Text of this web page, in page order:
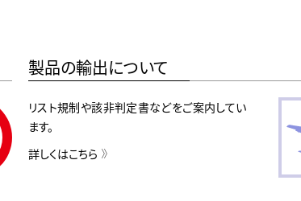
製品の輸出について
リスト規制や該非判定書などをご案内してい
ます。
詳しくはこちら